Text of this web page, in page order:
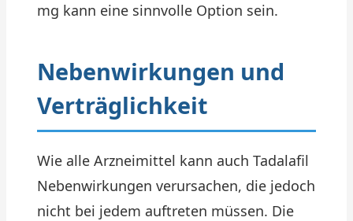
mg kann eine sinnvolle Option sein.
Nebenwirkungen und
Verträglichkeit
Wie alle Arzneimittel kann auch Tadalafil
Nebenwirkungen verursachen, die jedoch
nicht bei jedem auftreten müssen. Die